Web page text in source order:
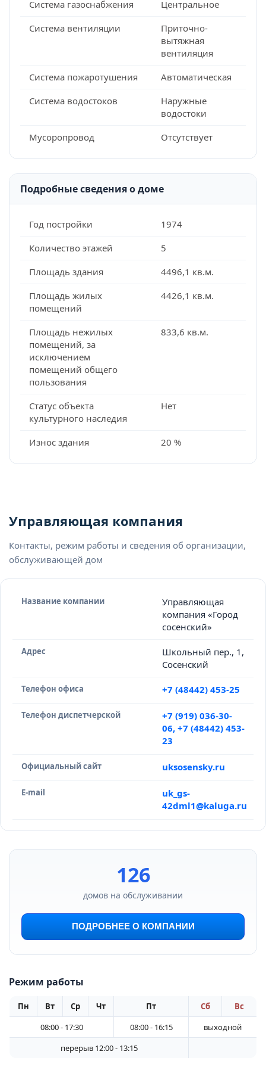
Система газоснабжения
Центральное
Система вентиляции
Приточно-
вытяжная
вентиляция
Система пожаротушения
Автоматическая
Система водостоков
Наружные
водостоки
Мусоропровод
Отсутствует
Подробные сведения о доме
Год постройки
1974
Количество этажей
5
Площадь здания
4496,1 кв.м.
Площадь жилых
помещений
4426,1 кв.м.
Площадь нежилых
помещений, за
исключением
помещений общего
пользования
833,6 кв.м.
Статус объекта
культурного наследия
Нет
Износ здания 20 %
Управляющая компания
Контакты, режим работы и сведения об организации,
обслуживающей дом
Название компании
Управляющая
компания «Город
сосенский»
Адрес
Школьный пер., 1,
Сосенский
Телефон офиса +7 (48442) 453-25
Телефон диспетчерской
+7 (919) 036-30-
06, +7 (48442) 453-
23
Официальный сайт uksosensky.ru
E-mail
uk_gs-
42dml1@kaluga.ru
126
домов на обслуживании
ПОДРОБНЕЕ О КОМПАНИИ
Режим работы
Пн Вт Ср Чт Пт Сб
Вс
08:00 - 17:30
08:00 - 16:15
выходной
перерыв 12:00 - 13:15